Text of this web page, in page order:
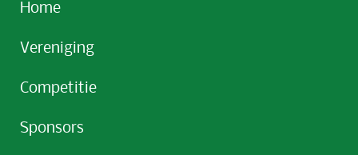
Home
Vereniging
Competitie
Sponsors